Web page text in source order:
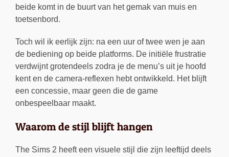
beide komt in de buurt van het gemak van muis en
toetsenbord.
Toch wil ik eerlijk zijn: na een uur of twee wen je aan
de bediening op beide platforms. De initiële frustratie
verdwijnt grotendeels zodra je de menu’s uit je hoofd
kent en de camera-reflexen hebt ontwikkeld. Het blijft
een concessie, maar geen die de game
onbespeelbaar maakt.
Waarom de stijl blijft hangen
The Sims 2 heeft een visuele stijl die zijn leeftijd deels